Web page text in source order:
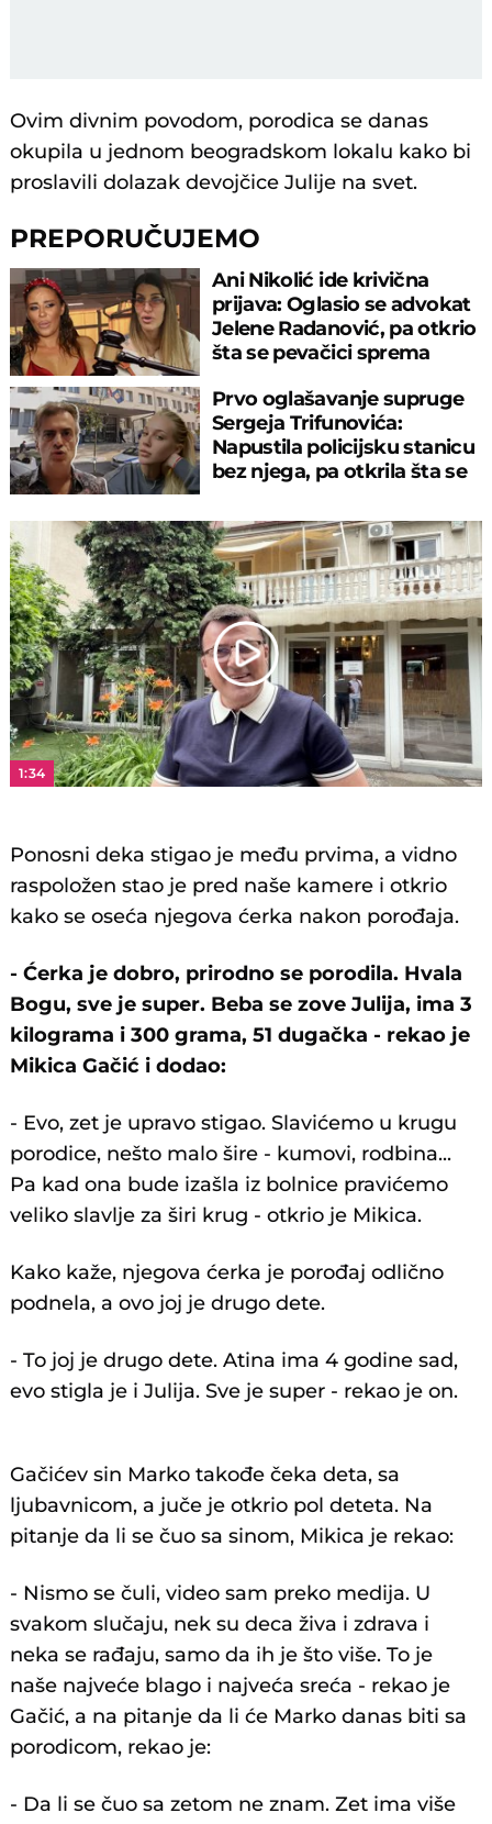
Ovim divnim povodom, porodica se danas
okupila u jednom beogradskom lokalu kako bi
proslavili dolazak devojčice Julije na svet.
PREPORUČUJEMO
Ani Nikolić ide krivična
prijava: Oglasio se advokat
Jelene Radanović, pa otkrio
šta se pevačici sprema
Prvo oglašavanje supruge
Sergeja Trifunovića:
Napustila policijsku stanicu
bez njega, pa otkrila šta se
Play
Video
1:34
Ponosni deka stigao je među prvima, a vidno
raspoložen stao je pred naše kamere i otkrio
kako se oseća njegova ćerka nakon porođaja.
- Ćerka je dobro, prirodno se porodila. Hvala
Bogu, sve je super. Beba se zove Julija, ima 3
kilograma i 300 grama, 51 dugačka - rekao je
Mikica Gačić i dodao:
- Evo, zet je upravo stigao. Slavićemo u krugu
porodice, nešto malo šire - kumovi, rodbina...
Pa kad ona bude izašla iz bolnice pravićemo
veliko slavlje za širi krug - otkrio je Mikica.
Kako kaže, njegova ćerka je porođaj odlično
podnela, a ovo joj je drugo dete.
- To joj je drugo dete. Atina ima 4 godine sad,
evo stigla je i Julija. Sve je super - rekao je on.
Gačićev sin Marko takođe čeka deta, sa
ljubavnicom, a juče je otkrio pol deteta. Na
pitanje da li se čuo sa sinom, Mikica je rekao:
- Nismo se čuli, video sam preko medija. U
svakom slučaju, nek su deca živa i zdrava i
neka se rađaju, samo da ih je što više. To je
naše najveće blago i najveća sreća - rekao je
Gačić, a na pitanje da li će Marko danas biti sa
porodicom, rekao je:
- Da li se čuo sa zetom ne znam. Zet ima više